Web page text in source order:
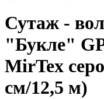
Сутаж -
"Букле"
MirTex
см/12,5 м)